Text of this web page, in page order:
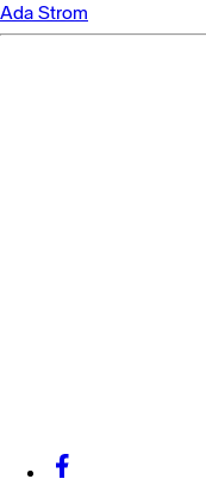
Ada Strom